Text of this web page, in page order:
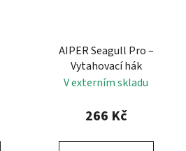
AIPER Seagull Pro –
Vytahovací hák
V externím skladu
266 Kč